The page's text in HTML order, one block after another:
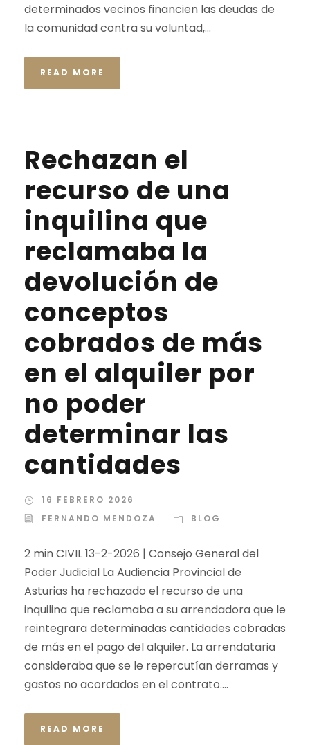
determinados vecinos financien las deudas de
la comunidad contra su voluntad,...
READ MORE
Rechazan el
recurso de una
inquilina que
reclamaba la
devolución de
conceptos
cobrados de más
en el alquiler por
no poder
determinar las
cantidades
16 FEBRERO 2026
FERNANDO MENDOZA
BLOG
2 min CIVIL 13-2-2026 | Consejo General del
Poder Judicial La Audiencia Provincial de
Asturias ha rechazado el recurso de una
inquilina que reclamaba a su arrendadora que le
reintegrara determinadas cantidades cobradas
de más en el pago del alquiler. La arrendataria
consideraba que se le repercutían derramas y
gastos no acordados en el contrato....
READ MORE